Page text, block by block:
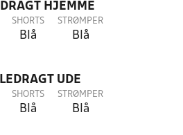
HJEMME
SHORTS
Blå
STRØMPER
Blå
UDE
SHORTS
Blå
STRØMPER
Blå